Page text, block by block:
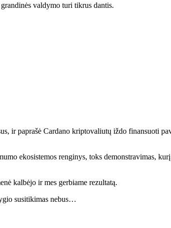
valdymo turi tikrus dantis.
ir paprašė Cardano kriptovaliutų iždo finansuoti
ekosistemos renginys, toks demonstravimas,
kalbėjo ir mes gerbiame rezultatą.
susitikimas nebus…